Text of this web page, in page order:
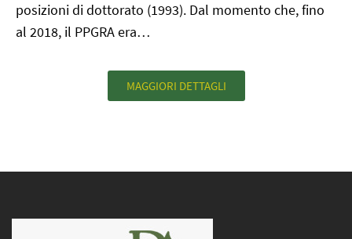
posizioni di dottorato (1993). Dal momento che, fino
al 2018, il PPGRA era…
MAGGIORI DETTAGLI